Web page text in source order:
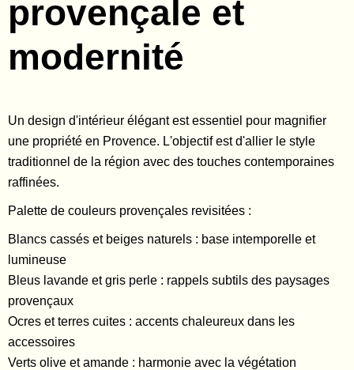
provençale et
modernité
Un design d'intérieur élégant est essentiel pour magnifier
une propriété en Provence. L'objectif est d'allier le style
traditionnel de la région avec des touches contemporaines
raffinées.
Palette de couleurs provençales revisitées :
Blancs cassés et beiges naturels : base intemporelle et
lumineuse
Bleus lavande et gris perle : rappels subtils des paysages
provençaux
Ocres et terres cuites : accents chaleureux dans les
accessoires
Verts olive et amande : harmonie avec la végétation